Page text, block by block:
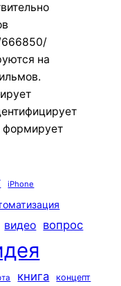
666850/
на
формирует
iPhone
видео вопрос
книга
концепт